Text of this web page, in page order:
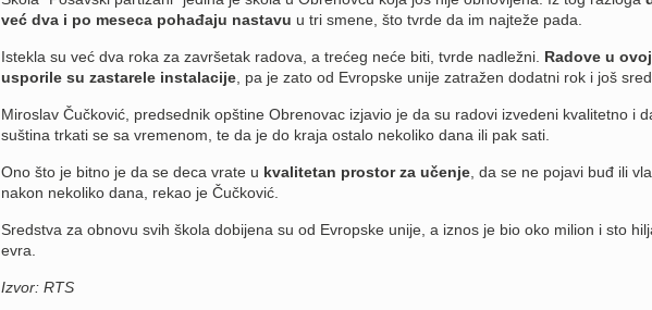
već dva i po meseca pohađaju nastavu u tri smene, što tvrde da im najteže pada.
Istekla su već dva roka za završetak radova, a trećeg neće biti, tvrde nadležni. Radove u
usporile su zastarele instalacije, pa je zato od Evropske unije zatražen dodatni rok i još
Miroslav Čučković, predsednik opštine Obrenovac izjavio je da su radovi izvedeni kvalitetno i
suština trkati se sa vremenom, te da je do kraja ostalo nekoliko dana ili pak sati.
Ono što je bitno je da se deca vrate u kvalitetan prostor za učenje, da se ne pojavi buđ ili
nakon nekoliko dana, rekao je Čučković.
Sredstva za obnovu svih škola dobijena su od Evropske unije, a iznos je bio oko milion i sto
evra.
Izvor: RTS